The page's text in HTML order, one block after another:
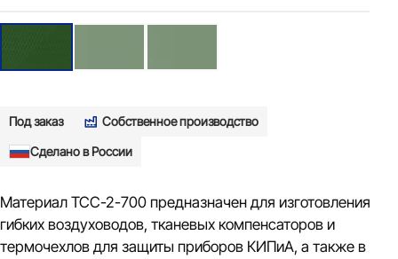
Под заказ
Собственное производство
Сделано в России
Материал ТСС-2-700 предназначен для изготовления
гибких воздуховодов, тканевых компенсаторов и
термочехлов для защиты приборов КИПиА, а также в